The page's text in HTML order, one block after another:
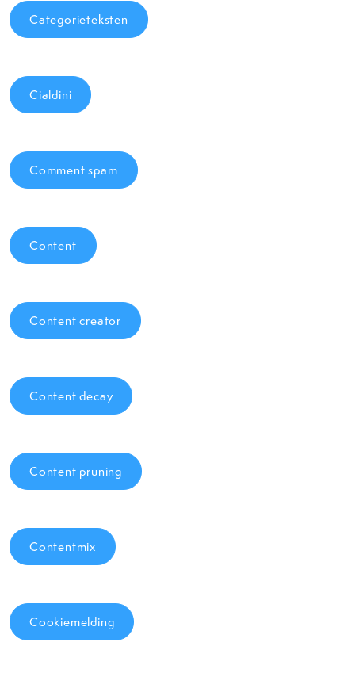
Categorieteksten
Cialdini
Comment spam
Content
Content creator
Content decay
Content pruning
Contentmix
Cookiemelding